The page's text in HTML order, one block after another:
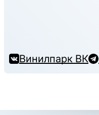
Винилпарк ВК